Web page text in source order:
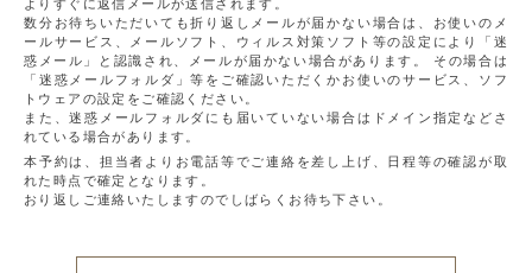
数分お待ちいただいても折り返しメールが届かない場合は、お使いのメ
ールサービス、メールソフト、ウィルス対策ソフト等の設定により「迷
惑メール」と認識され、メールが届かない場合があります。 その場合は
「迷惑メールフォルダ」等をご確認いただくかお使いのサービス、ソフ
トウェアの設定をご確認ください。
また、迷惑メールフォルダにも届いていない場合はドメイン指定などさ
れている場合があります。
本予約は、担当者よりお電話等でご連絡を差し上げ、日程等の確認が取
れた時点で確定となります。
おり返しご連絡いたしますのでしばらくお待ち下さい。